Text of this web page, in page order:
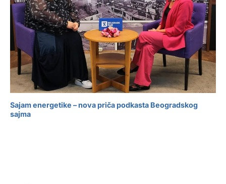
Sajam energetike – nova priča podkasta Beogradskog
sajma